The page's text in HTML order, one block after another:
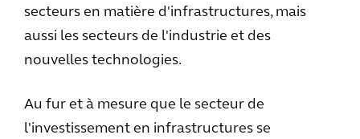
secteurs en matière d'infrastructures, mais
aussi les secteurs de l'industrie et des
nouvelles technologies.
Au fur et à mesure que le secteur de
l'investissement en infrastructures se